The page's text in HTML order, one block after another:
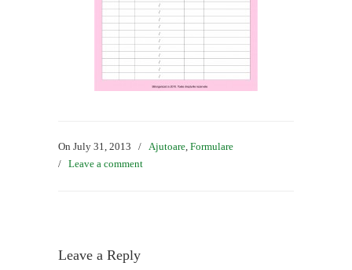
On July 31, 2013 / Ajutoare, Formulare
/ Leave a comment
Leave a Reply